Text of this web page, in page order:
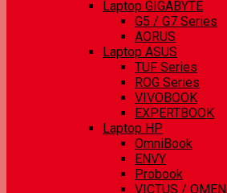
Laptop GIGABYTE
G5 / G7 Series
AORUS
Laptop ASUS
TUF Series
ROG Series
VIVOBOOK
EXPERTBOOK
Laptop HP
OmniBook
ENVY
Probook
VICTUS / OMEN